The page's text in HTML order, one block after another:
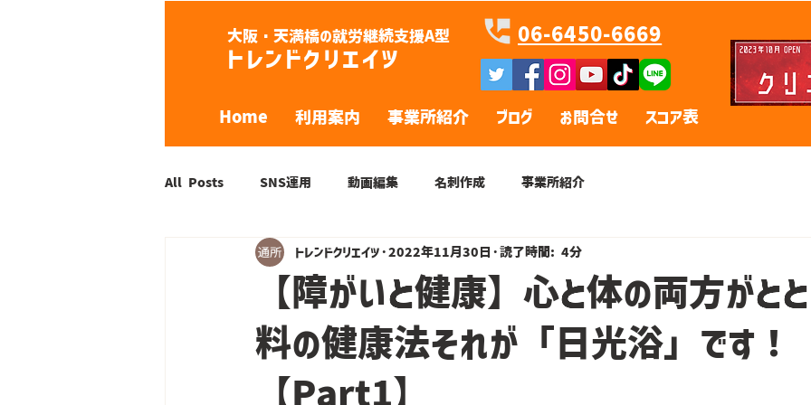
大阪・天満橋の就労継続支援A型
トレンドクリエイツ
06-6450-6669
Home 利用案内 事業所紹介 ブログ お問合せ スコア表
All Posts SNS運用 動画編集 名刺作成 事業所紹介
【障がいと健康】心と体の両方がと
料の健康法それが「日光浴」です！
【Part1】
トレンドクリエイツ 2022年11月30日 読了時間: 4分